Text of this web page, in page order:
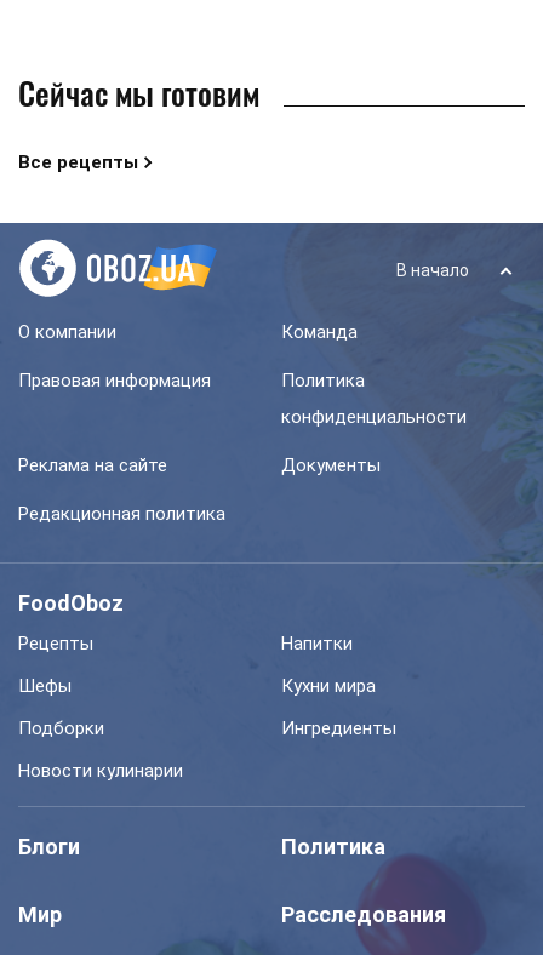
Сейчас мы готовим
Все рецепты
В начало
О компании Команда
Правовая информация
Политика
конфиденциальности
Реклама на сайте Документы
Редакционная политика
FoodOboz
Рецепты
Напитки
Шефы
Кухни мира
Подборки
Ингредиенты
Новости кулинарии
Блоги Политика
Мир Расследования